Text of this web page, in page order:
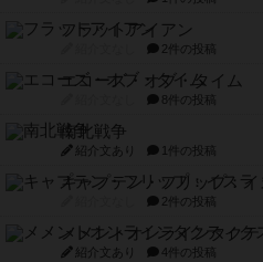
フラットアイアン
2件の投稿
エコーズ・オブ・タイム
8件の投稿
南北戦争
紹介文あり 1件の投稿
キャプテン・フリップ：
2件の投稿
メメントオンラインタクテ
紹介文あり 4件の投稿